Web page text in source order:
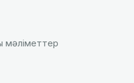
мәлiметтер